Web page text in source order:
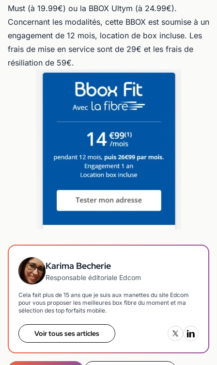
Must (à 19.99€) ou la BBOX Ultym (à 24.99€).
Concernant les modalités, cette BBOX est soumise à un
engagement de 12 mois, location de box incluse. Les
frais de mise en service sont de 29€ et les frais de
résiliation de 59€.
Karima Becherie
Responsable éditoriale Edcom
Cela fait plus de 15 ans que je suis aux manettes du site Edcom
pour vous proposer les meilleures box fibre du moment et ma
sélection des top forfaits mobile.
Voir tous ses articles